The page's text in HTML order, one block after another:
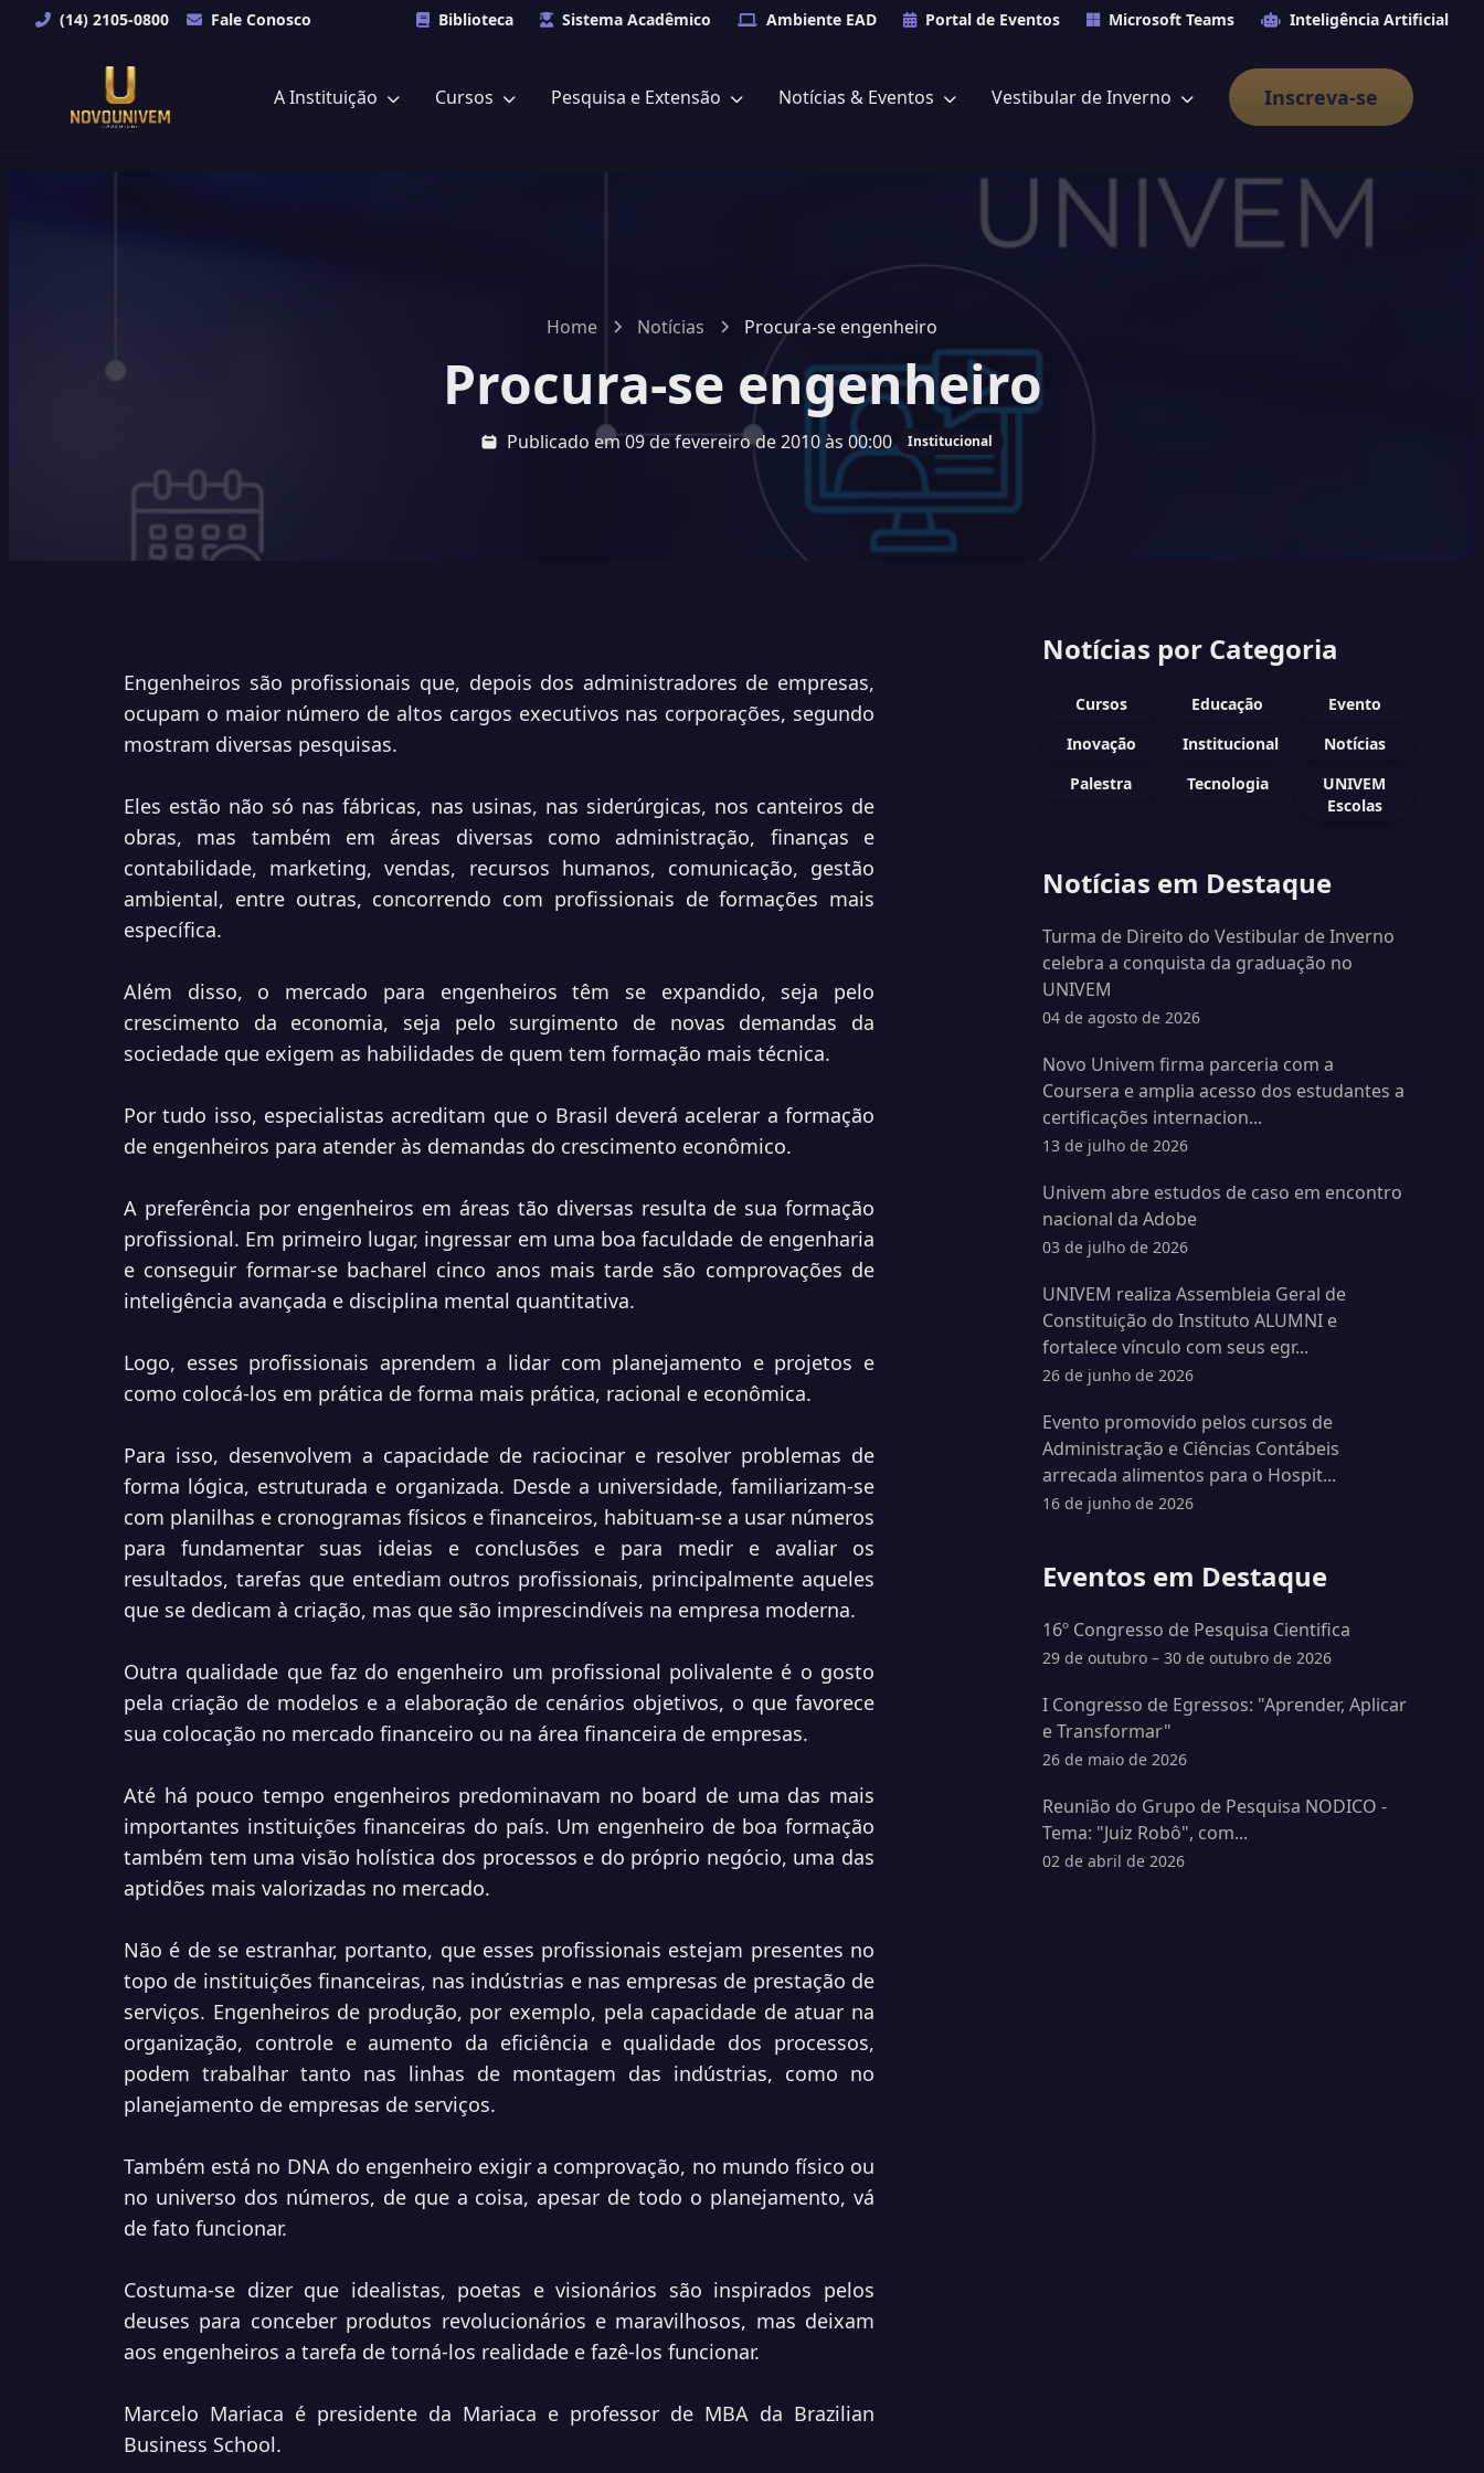
(14) 2105-0800 Fale Conosco Biblioteca Sistema Acadêmico Ambiente EAD Portal de Eventos Microsoft Teams Inteligência Artificial
A Instituição Cursos Pesquisa e Extensão Notícias & Eventos Vestibular de Inverno Inscreva-se
Home Notícias Procura-se engenheiro
Procura-se engenheiro
Publicado em 09 de fevereiro de 2010 às 00:00 Institucional
Engenheiros são profissionais que, depois dos administradores de empresas,
ocupam o maior número de altos cargos executivos nas corporações, segundo
mostram diversas pesquisas.
Eles estão não só nas fábricas, nas usinas, nas siderúrgicas, nos canteiros de
obras, mas também em áreas diversas como administração, finanças e
contabilidade, marketing, vendas, recursos humanos, comunicação, gestão
ambiental, entre outras, concorrendo com profissionais de formações mais
específica.
Além disso, o mercado para engenheiros têm se expandido, seja pelo
crescimento da economia, seja pelo surgimento de novas demandas da
sociedade que exigem as habilidades de quem tem formação mais técnica.
Por tudo isso, especialistas acreditam que o Brasil deverá acelerar a formação
de engenheiros para atender às demandas do crescimento econômico.
A preferência por engenheiros em áreas tão diversas resulta de sua formação
profissional. Em primeiro lugar, ingressar em uma boa faculdade de engenharia
e conseguir formar-se bacharel cinco anos mais tarde são comprovações de
inteligência avançada e disciplina mental quantitativa.
Logo, esses profissionais aprendem a lidar com planejamento e projetos e
como colocá-los em prática de forma mais prática, racional e econômica.
Para isso, desenvolvem a capacidade de raciocinar e resolver problemas de
forma lógica, estruturada e organizada. Desde a universidade, familiarizam-se
com planilhas e cronogramas físicos e financeiros, habituam-se a usar números
para fundamentar suas ideias e conclusões e para medir e avaliar os
resultados, tarefas que entediam outros profissionais, principalmente aqueles
que se dedicam à criação, mas que são imprescindíveis na empresa moderna.
Outra qualidade que faz do engenheiro um profissional polivalente é o gosto
pela criação de modelos e a elaboração de cenários objetivos, o que favorece
sua colocação no mercado financeiro ou na área financeira de empresas.
Até há pouco tempo engenheiros predominavam no board de uma das mais
importantes instituições financeiras do país. Um engenheiro de boa formação
também tem uma visão holística dos processos e do próprio negócio, uma das
aptidões mais valorizadas no mercado.
Não é de se estranhar, portanto, que esses profissionais estejam presentes no
topo de instituições financeiras, nas indústrias e nas empresas de prestação de
serviços. Engenheiros de produção, por exemplo, pela capacidade de atuar na
organização, controle e aumento da eficiência e qualidade dos processos,
podem trabalhar tanto nas linhas de montagem das indústrias, como no
planejamento de empresas de serviços.
Também está no DNA do engenheiro exigir a comprovação, no mundo físico ou
no universo dos números, de que a coisa, apesar de todo o planejamento, vá
de fato funcionar.
Costuma-se dizer que idealistas, poetas e visionários são inspirados pelos
deuses para conceber produtos revolucionários e maravilhosos, mas deixam
aos engenheiros a tarefa de torná-los realidade e fazê-los funcionar.
Marcelo Mariaca é presidente da Mariaca e professor de MBA da Brazilian
Business School.
Notícias por Categoria
Cursos Educação
Evento
Inovação
Institucional
Notícias
Palestra
Tecnologia
UNIVEM
Escolas
Notícias em Destaque
Turma de Direito do Vestibular de Inverno
celebra a conquista da graduação no
UNIVEM
04 de agosto de 2026
Novo Univem firma parceria com a
Coursera e amplia acesso dos estudantes a
certificações internacion...
13 de julho de 2026
Univem abre estudos de caso em encontro
nacional da Adobe
03 de julho de 2026
UNIVEM realiza Assembleia Geral de
Constituição do Instituto ALUMNI e
fortalece vínculo com seus egr...
26 de junho de 2026
Evento promovido pelos cursos de
Administração e Ciências Contábeis
arrecada alimentos para o Hospit...
16 de junho de 2026
Eventos em Destaque
16º Congresso de Pesquisa Cientifica
29 de outubro – 30 de outubro de 2026
I Congresso de Egressos: "Aprender, Aplicar
e Transformar"
26 de maio de 2026
Reunião do Grupo de Pesquisa NODICO -
Tema: "Juiz Robô", com...
02 de abril de 2026